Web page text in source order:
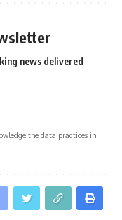
news delivered
the data practices in